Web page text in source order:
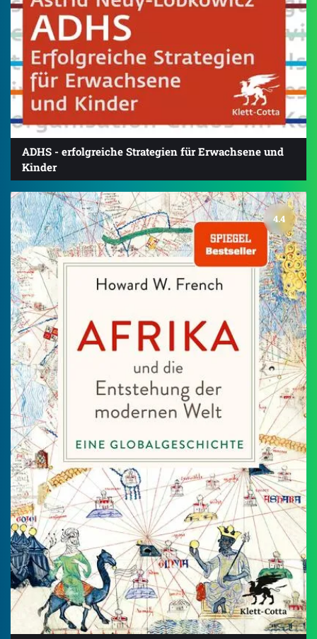
ADHS - erfolgreiche Strategien für Erwachsene und
Kinder
4.4